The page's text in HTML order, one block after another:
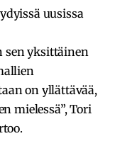
uusissa
sen yksittäinen
on yllättävää,
mielessä”, Tori